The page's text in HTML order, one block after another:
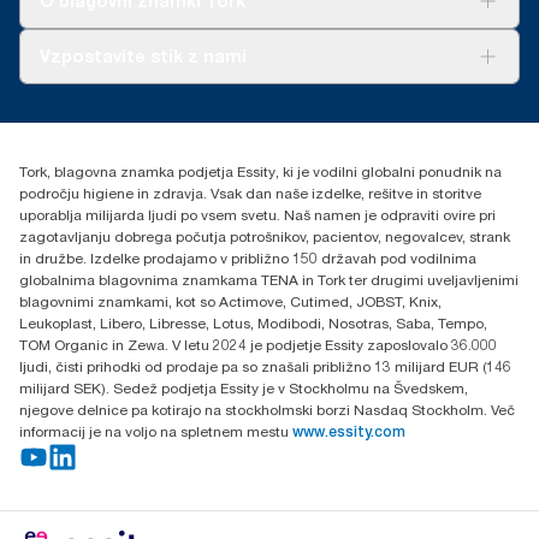
Essity Hungary Kft. Professional Hygiene
Budakeszi út 51.
Tork, blagovna znamka podjetja Essity, ki je vodilni globalni ponudnik na
področju higiene in zdravja. Vsak dan naše izdelke, rešitve in storitve
uporablja milijarda ljudi po vsem svetu. Naš namen je odpraviti ovire pri
zagotavljanju dobrega počutja potrošnikov, pacientov, negovalcev, strank
in družbe. Izdelke prodajamo v približno 150 državah pod vodilnima
globalnima blagovnima znamkama TENA in Tork ter drugimi uveljavljenimi
blagovnimi znamkami, kot so Actimove, Cutimed, JOBST, Knix,
Leukoplast, Libero, Libresse, Lotus, Modibodi, Nosotras, Saba, Tempo,
TOM Organic in Zewa. V letu 2024 je podjetje Essity zaposlovalo 36.000
ljudi, čisti prihodki od prodaje pa so znašali približno 13 milijard EUR (146
milijard SEK). Sedež podjetja Essity je v Stockholmu na Švedskem,
njegove delnice pa kotirajo na stockholmski borzi Nasdaq Stockholm. Več
informacij je na voljo na spletnem mestu www.essity.com